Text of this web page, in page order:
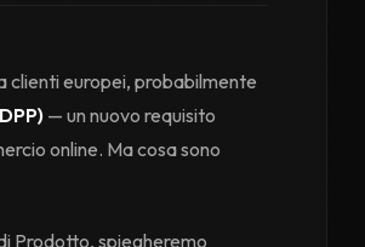
clienti europei, probabilmente
— un nuovo requisito
online. Ma cosa sono
Prodotto, spiegheremo